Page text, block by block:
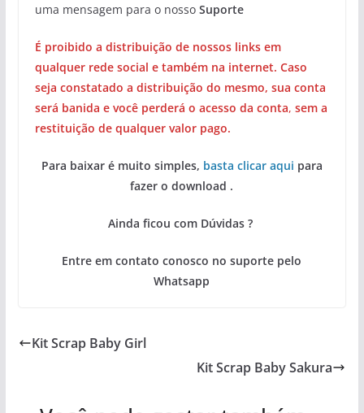
uma mensagem para o nosso Suporte
É proibido a distribuição de nossos links em
qualquer rede social e também na internet. Caso
seja constatado a distribuição do mesmo, sua conta
será banida e você perderá o acesso da conta, sem a
restituição de qualquer valor pago.
Para baixar é muito simples, basta clicar aqui para
fazer o download .
Ainda ficou com Dúvidas ?
Entre em contato conosco no suporte pelo
Whatsapp
Kit Scrap Baby Girl
Kit Scrap Baby Sakura